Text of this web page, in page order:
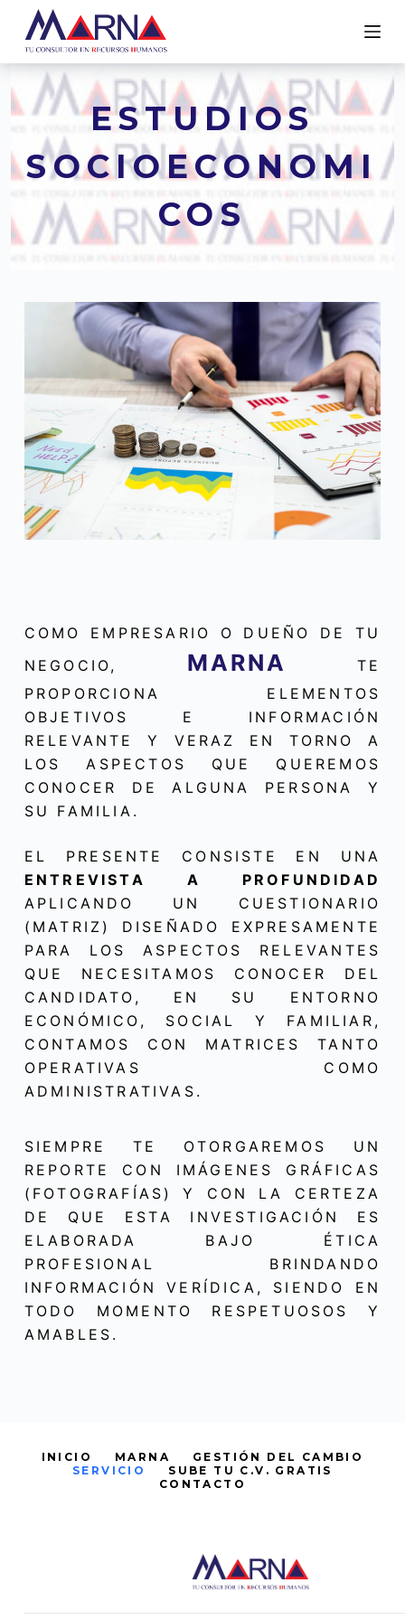
A
L
A
A
L
O
E
O
ESTUDIOS
SOCIOECONOMI
COS
COMO EMPRESARIO O DUEÑO DE TU
NEGOCIO, MARNA
TE
PROPORCIONA ELEMENTOS
OBJETIVOS E INFORMACIÓN
RELEVANTE Y VERAZ EN TORNO A
LOS ASPECTOS QUE QUEREMOS
CONOCER DE ALGUNA PERSONA Y
SU FAMILIA.
EL PRESENTE CONSISTE EN UNA
ENTREVISTA A PROFUNDIDAD
APLICANDO UN CUESTIONARIO
(MATRIZ) DISEÑADO EXPRESAMENTE
PARA LOS ASPECTOS RELEVANTES
QUE NECESITAMOS CONOCER DEL
CANDIDATO, EN SU ENTORNO
ECONÓMICO, SOCIAL Y FAMILIAR,
CONTAMOS CON MATRICES TANTO
OPERATIVAS COMO
ADMINISTRATIVAS.
SIEMPRE TE OTORGAREMOS UN
REPORTE CON IMÁGENES GRÁFICAS
(FOTOGRAFÍAS) Y CON LA CERTEZA
DE QUE ESTA INVESTIGACIÓN ES
ELABORADA BAJO ÉTICA
PROFESIONAL BRINDANDO
INFORMACIÓN VERÍDICA, SIENDO EN
TODO MOMENTO RESPETUOSOS Y
AMABLES.
INICIO MARNA
GESTIÓN DEL CAMBIO
SERVICIO
SUBE TU C.V. GRATIS
CONTACTO